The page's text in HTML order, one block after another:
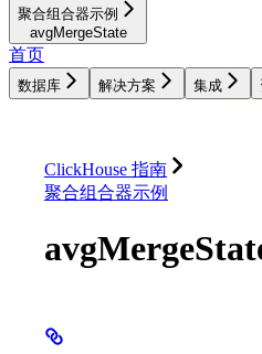
聚合组合器示例
avgMergeState
首页
数据库 解决方案 集成
ClickHouse 指南
聚合组合器示例